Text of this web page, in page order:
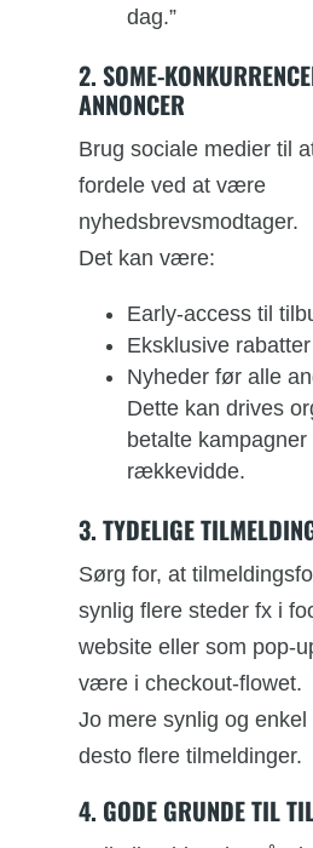
dag.”
2. SOME-
ANNONCER
Brug sociale medier til
fordele ved at være
nyhedsbrevsmodtager.
Det kan være:
Early-access til
Eksklusive rabatter
Nyheder før alle
Dette kan drives
betalte
rækkevidde.
3. TYDELIGE
Sørg for, at
synlig flere steder fx i
website eller som pop-
være i checkout-flowet.
Jo mere synlig og enkel
desto flere tilmeldinger.
4. GODE GRUNDE TIL